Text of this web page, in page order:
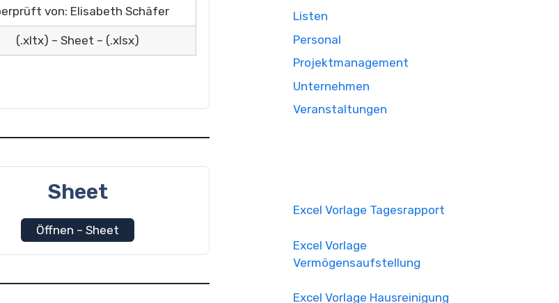
von: Elisabeth Schäfer
(.xltx) – Sheet – (.xlsx)
Sheet
Öffnen – Sheet
Listen
Personal
Projektmanagement
Unternehmen
Veranstaltungen
Excel Vorlage Tagesrapport
Excel Vorlage
Vermögensaufstellung
Excel Vorlage Hausreinigung